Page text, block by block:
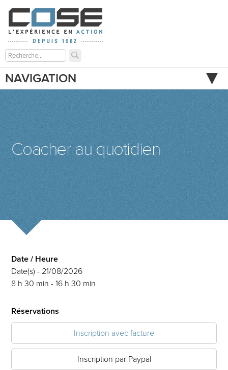
NAVIGATION
Coacher au quotidien
Date / Heure
Date(s) - 21/08/2026
8 h 30 min - 16 h 30 min
Réservations
Inscription avec facture
Inscription par Paypal